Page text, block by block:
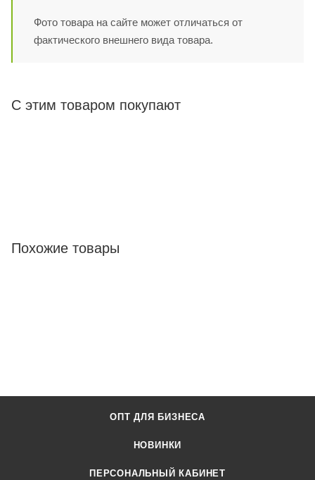
Фото товара на сайте может отличаться от
фактического внешнего вида товара.
С этим товаром покупают
Похожие товары
ОПТ ДЛЯ БИЗНЕСА
НОВИНКИ
ПЕРСОНАЛЬНЫЙ КАБИНЕТ